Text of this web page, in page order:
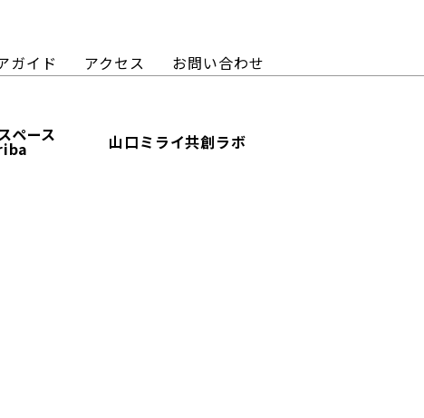
ガイド アクセス お問い合わせ
ペース 山口ミライ共創ラボ